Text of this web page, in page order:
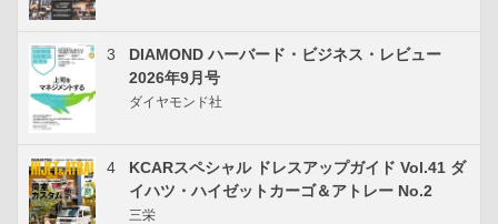
3
DIAMOND ハーバード・ビジネス・レビュー
2026年9月号
ダイヤモンド社
4
KCARスペシャル ドレスアップガイド Vol.41 ダ
イハツ・ハイゼットカーゴ＆アトレー No.2
三栄